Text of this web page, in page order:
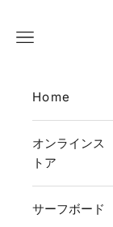
メニュー
Home
オンラインス
トア
サーフボード